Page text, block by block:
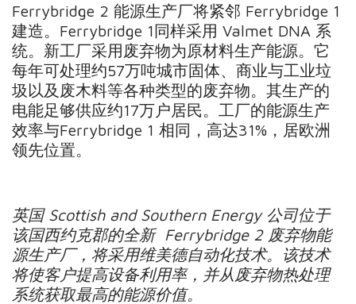
Ferrybridge 2 能源生产厂将紧邻 Ferrybridge 1
建造。Ferrybridge 1同样采用 Valmet DNA 系
统。新工厂采用废弃物为原材料生产能源。它
每年可处理约57万吨城市固体、商业与工业垃
圾以及废木料等各种类型的废弃物。其生产的
电能足够供应约17万户居民。工厂的能源生产
效率与Ferrybridge 1 相同，高达31%，居欧洲
领先位置。
英国Scottish and Southern Energy 公司位于
该国西约克郡的全新Ferrybridge 2 废弃物能
源生产厂，将采用维美德自动化技术。该技术
将使客户提高设备利用率，并从废弃物热处理
系统获取最高的能源价值。